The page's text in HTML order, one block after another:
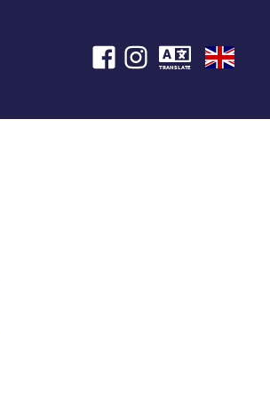
TRANSLATE